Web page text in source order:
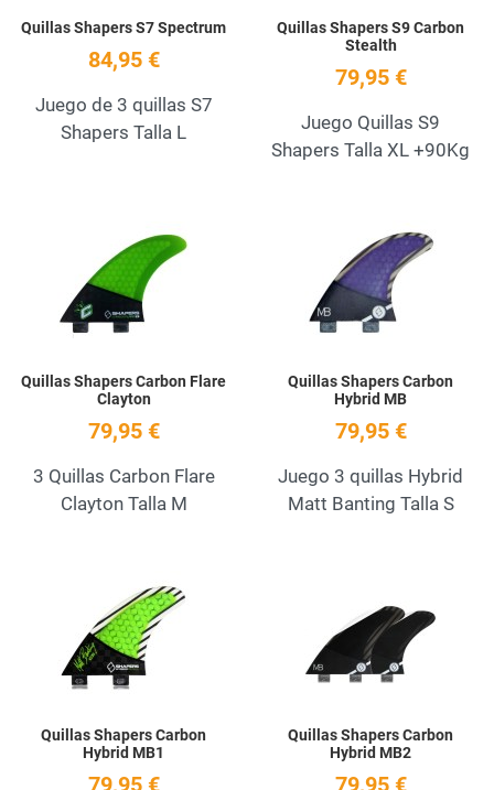
Quillas Shapers S7 Spectrum
84,95 €
Juego de 3 quillas S7
Shapers Talla L
Quillas Shapers S9 Carbon
Stealth
79,95 €
Juego Quillas S9
Shapers Talla XL +90Kg
Quillas Shapers Carbon Flare
Clayton
79,95 €
3 Quillas Carbon Flare
Clayton Talla M
Quillas Shapers Carbon
Hybrid MB
79,95 €
Juego 3 quillas Hybrid
Matt Banting Talla S
Quillas Shapers Carbon
Hybrid MB1
79,95 €
Quillas Shapers Carbon
Hybrid MB2
79,95 €